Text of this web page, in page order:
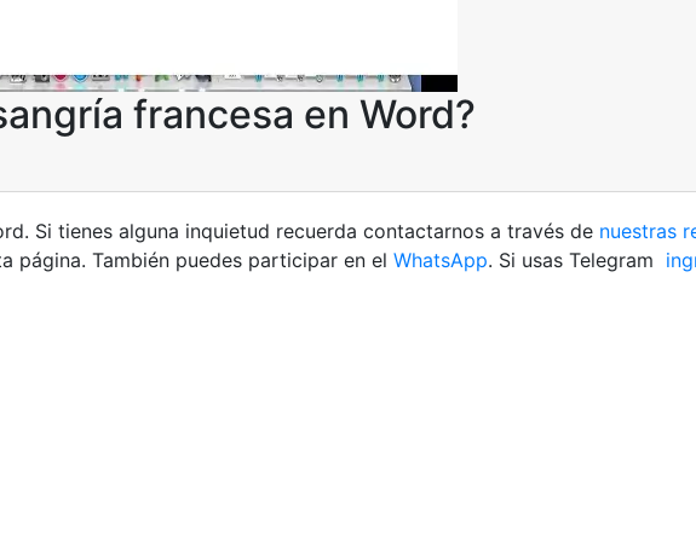
francesa en Word?
Si tienes alguna inquietud recuerda contactarnos a través de nuestras
página. También puedes participar en el WhatsApp. Si usas Telegram